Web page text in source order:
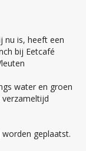
nu is, heeft een
bij Eetcafé
water en groen
geplaatst.